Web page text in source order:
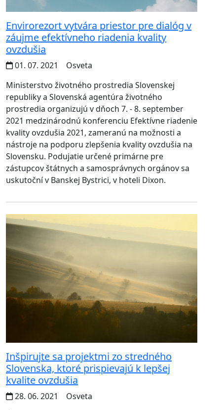
Envirorezort vytvára priestor pre dialóg v
záujme efektívneho riadenia kvality
ovzdušia
01. 07. 2021
Osveta
Ministerstvo životného prostredia Slovenskej
republiky a Slovenská agentúra životného
prostredia organizujú v dňoch 7. - 8. september
2021 medzinárodnú konferenciu Efektívne riadenie
kvality ovzdušia 2021, zameranú na možnosti a
nástroje na podporu zlepšenia kvality ovzdušia na
Slovensku. Podujatie určené primárne pre
zástupcov štátnych a samosprávnych orgánov sa
uskutoční v Banskej Bystrici, v hoteli Dixon.
Inšpirujte sa projektmi zo stredného
Slovenska, ktoré prispievajú k lepšej
kvalite ovzdušia
28. 06. 2021
Osveta